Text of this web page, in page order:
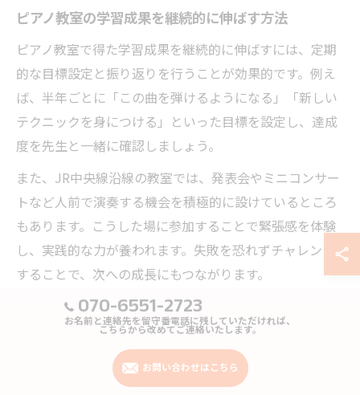
ピアノ教室の学習成果を継続的に伸ばす方法
ピアノ教室で得た学習成果を継続的に伸ばすには、定期
的な目標設定と振り返りを行うことが効果的です。例え
ば、半年ごとに「この曲を弾けるようになる」「新しい
テクニックを身につける」といった目標を設定し、達成
度を先生と一緒に確認しましょう。
また、JR中央線沿線の教室では、発表会やミニコンサー
トなど人前で演奏する機会を積極的に設けているところ
もあります。こうした場に参加することで緊張感を体験
し、実践的な力が養われます。失敗を恐れずチャレンジ
することで、次への成長にもつながります。
さらに、教室外でも音楽イベントに参加したり、仲間と
アンサンブルを楽しむことで、学びの幅が広がります。
こうした継続的な刺激が、ピアノの上達とモチベーショ
ン維持に役立ちます。
070-6551-2723
お名前と連絡先を留守番電話に残していただければ、
こちらから改めてご連絡いたします。
お問い合わせはこちら